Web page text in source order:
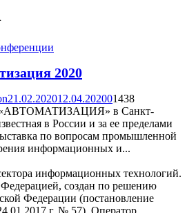
2020
21.02.202012.04.202001438
«АВТОМАТИЗАЦИЯ» в Санкт-
в России и за ее пределами
по вопросам промышленной
информационных и...